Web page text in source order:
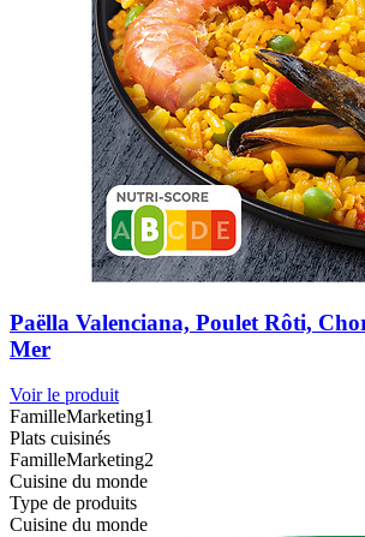
Paëlla Valenciana, Poulet Rôti,
Mer
Voir le produit
FamilleMarketing1
Plats cuisinés
FamilleMarketing2
Cuisine du monde
Type de produits
Cuisine du monde